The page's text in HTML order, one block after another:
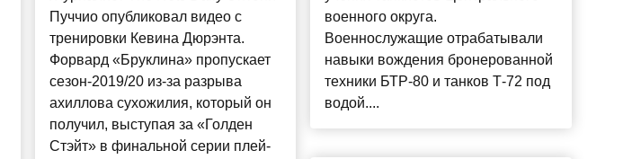
Пуччио опубликовал видео с
тренировки Кевина Дюрэнта.
Форвард «Бруклина» пропускает
сезон-2019/20 из-за разрыва
ахиллова сухожилия, который он
получил, выступая за «Голден
Стэйт» в финальной серии плей-
военного округа.
Военнослужащие отрабатывали
навыки вождения бронерованной
техники БТР-80 и танков Т-72 под
водой....